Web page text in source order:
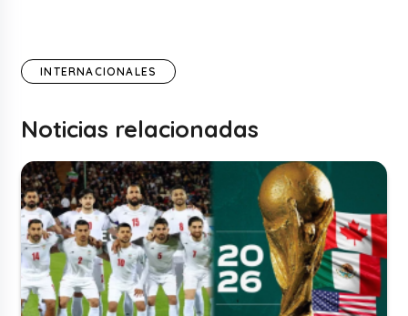
INTERNACIONALES
Noticias relacionadas